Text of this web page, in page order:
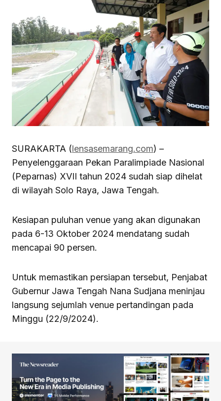
SURAKARTA (lensasemarang.com) –
Penyelenggaraan Pekan Paralimpiade Nasional
(Peparnas) XVII tahun 2024 sudah siap dihelat
di wilayah Solo Raya, Jawa Tengah.
Kesiapan puluhan venue yang akan digunakan
pada 6-13 Oktober 2024 mendatang sudah
mencapai 90 persen.
Untuk memastikan persiapan tersebut, Penjabat
Gubernur Jawa Tengah Nana Sudjana meninjau
langsung sejumlah venue pertandingan pada
Minggu (22/9/2024).